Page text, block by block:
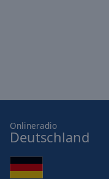
Onlineradio
Deutschland